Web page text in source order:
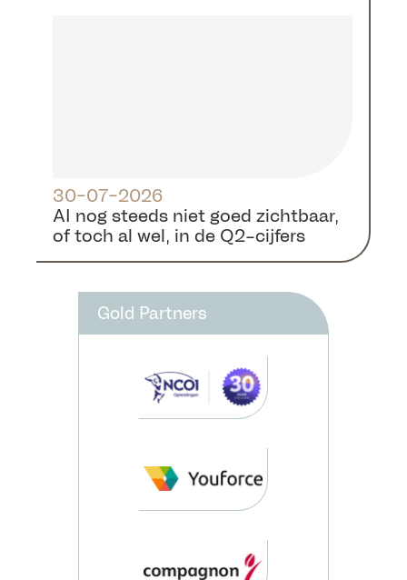
30-07-2026
AI nog steeds niet goed zichtbaar,
of toch al wel, in de Q2-cijfers
Gold Partners